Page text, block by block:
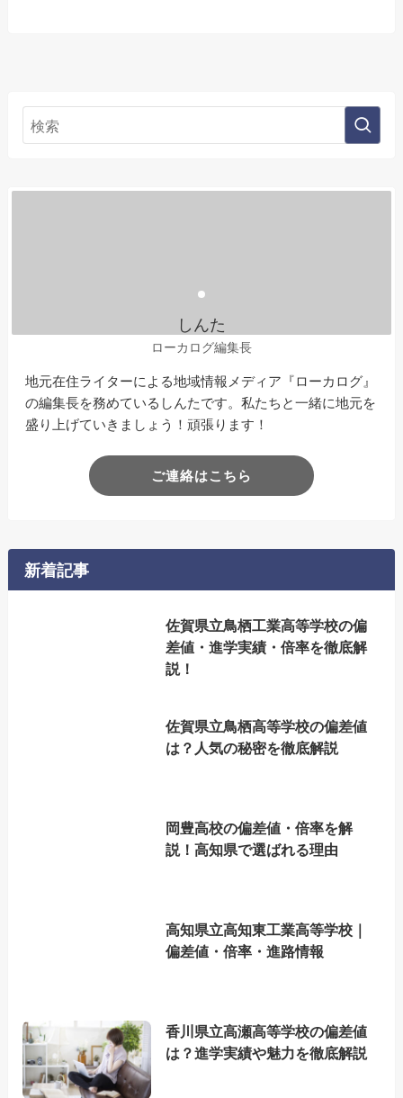
しんた
ローカログ編集長
地元在住ライターによる地域情報メディア『ローカログ』
の編集長を務めているしんたです。私たちと一緒に地元を
盛り上げていきましょう！頑張ります！
ご連絡はこちら
新着記事
佐賀県立鳥栖工業高等学校の偏
差値・進学実績・倍率を徹底解
説！
佐賀県立鳥栖高等学校の偏差値
は？人気の秘密を徹底解説
岡豊高校の偏差値・倍率を解
説！高知県で選ばれる理由
高知県立高知東工業高等学校｜
偏差値・倍率・進路情報
香川県立高瀬高等学校の偏差値
は？進学実績や魅力を徹底解説